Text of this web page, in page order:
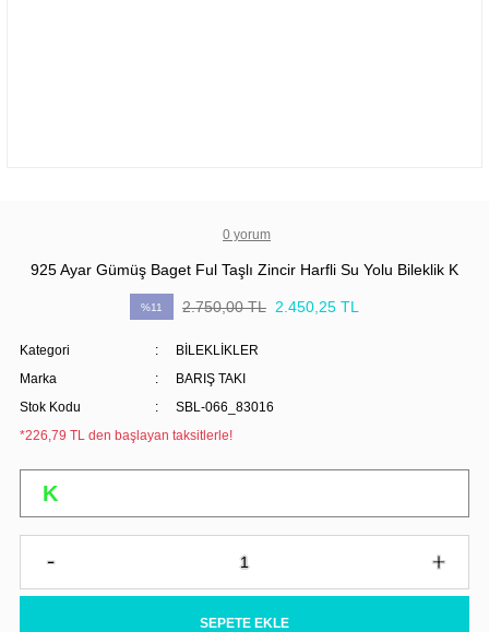
0 yorum
925 Ayar Gümüş Baget Ful Taşlı Zincir Harfli Su Yolu Bileklik K
%11 2.750,00 TL 2.450,25 TL
Kategori
BİLEKLİKLER
Marka
BARIŞ TAKI
Stok Kodu
SBL-066_83016
*226,79 TL den başlayan taksitlerle!
SEPETE EKLE